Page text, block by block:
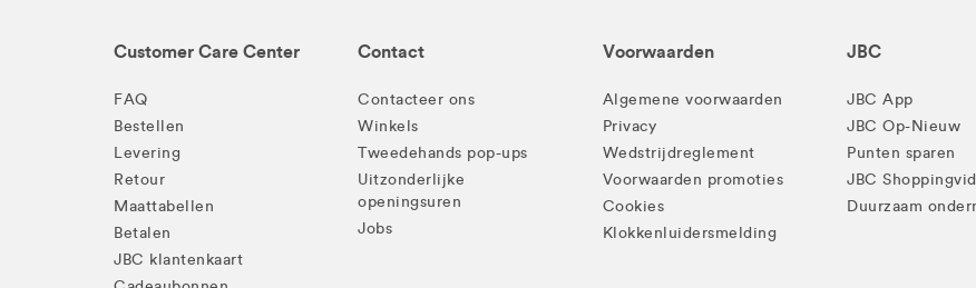
Customer Care Center
FAQ
Bestellen
Levering
Retour
Maattabellen
Betalen
JBC klantenkaart
Contact
Contacteer ons
Winkels
Tweedehands pop-ups
Uitzonderlijke
openingsuren
Jobs
Voorwaarden
Algemene voorwaarden
Privacy
Wedstrijdreglement
Voorwaarden promoties
Cookies
Klokkenluidersmelding
JBC
JBC App
JBC Op-Nieuw
Punten sparen
JBC
Duurzaam